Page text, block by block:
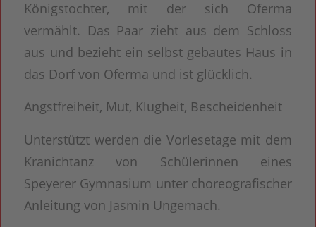
Königstochter, mit der sich Oferma
vermählt. Das Paar zieht aus dem Schloss
aus und bezieht ein selbst gebautes Haus in
das Dorf von Oferma und ist glücklich.
Angstfreiheit, Mut, Klugheit, Bescheidenheit
Unterstützt werden die Vorlesetage mit dem
Kranichtanz von Schülerinnen eines
Speyerer Gymnasium unter choreografischer
Anleitung von Jasmin Ungemach.